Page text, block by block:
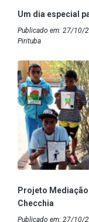
Um dia especial
Publicado em: 27/10/
Pirituba
Projeto Mediação
Checchia
Publicado em: 27/10/